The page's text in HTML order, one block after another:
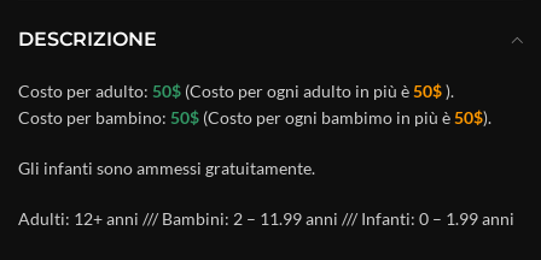
DESCRIZIONE
Costo per adulto: 50$ (Costo per ogni adulto in più è50$).
Costo per bambino: 50$ (Costo per ogni bambimo in più è50$).
Gli infanti sono ammessi gratuitamente.
Adulti: 12+ anni /// Bambini: 2 – 11.99 anni /// Infanti: 0 – 1.99 anni